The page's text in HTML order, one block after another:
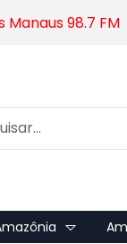
98.7 FM